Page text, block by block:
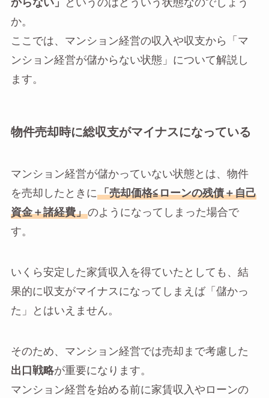
からない」
というのはどういう状態なのでしょう
か。
ここでは、マンション経営の収入や収支から「マ
ンション経営が儲からない状態」について解説し
ます。
物件売却時に総収支がマイナスになっている
マンション経営が儲かっていない状態とは、物件
を売却したときに 「売却価格≦ローンの残債＋自己
資金＋諸経費」のようになってしまった場合で
す。
いくら安定した家賃収入を得ていたとしても、結
果的に収支がマイナスになってしまえば「儲かっ
た」とはいえません。
そのため、マンション経営では売却まで考慮した
出口戦略が重要になります。
マンション経営を始める前に家賃収入やローンの